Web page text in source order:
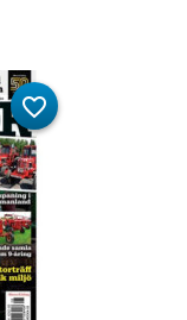
favorite_border